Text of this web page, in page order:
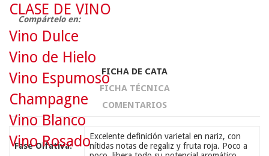
Compártelo en:
FICHA DE CATA
FICHA TÉCNICA
COMENTARIOS
Fase Olfativa:
Excelente definición varietal en nariz, con
nítidas notas de regaliz y fruta roja. Poco a
CLASE DE VINO
Vino Dulce
Vino de Hielo
Vino Espumoso
Champagne
Vino Blanco
Vino Rosado